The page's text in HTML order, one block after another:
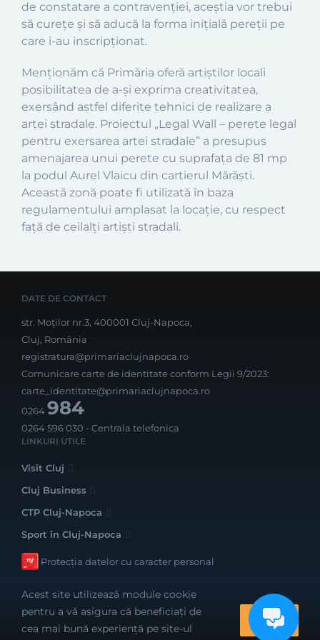
de constatare a contravenției, aceștia vor trebui
să curețe și să aducă la forma inițială pereții pe
care i-au inscripționat.
Menționăm că Primăria oferă artiștilor locali
posibilitatea de a-și exprima creativitatea,
exersând astfel diferite tehnici de realizare a
artei stradale. Proiectul „Legal Wall – perete legal
pentru exersarea artei stradale” a presupus
amenajarea unui perete cu suprafața de 81 mp
la podul Aurel Vlaicu din cartierul Mărăști.
Această zonă poate fi utilizată în baza
regulamentului amplasat la locație, cu respect
față de ceilalți artiști stradali.
DATE DE CONTACT
str. Moților nr.3, 400001 Cluj-Napoca,
Cluj, România
registratura@primariaclujnapoca.ro
Comunicare carte de identitate conform Legii 9/2023:
carte_identitate@primariaclujnapoca.ro
0264984
0264 596 030 - Centrala telefonica
LINKURI UTILE
Visit Cluj
Cluj Business
CTP Cluj-Napoca
Sport în Cluj-Napoca
Protecția datelor cu caracter personal
Realizat cu bune intenții de către
Acest site utilizează module cookie
pentru a vă asigura că beneficiați de
cea mai bună experiență pe site-ul
OK